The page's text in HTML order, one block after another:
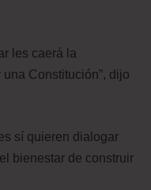
les caerá la
Constitución”, dijo
sí quieren dialogar
bienestar de construir